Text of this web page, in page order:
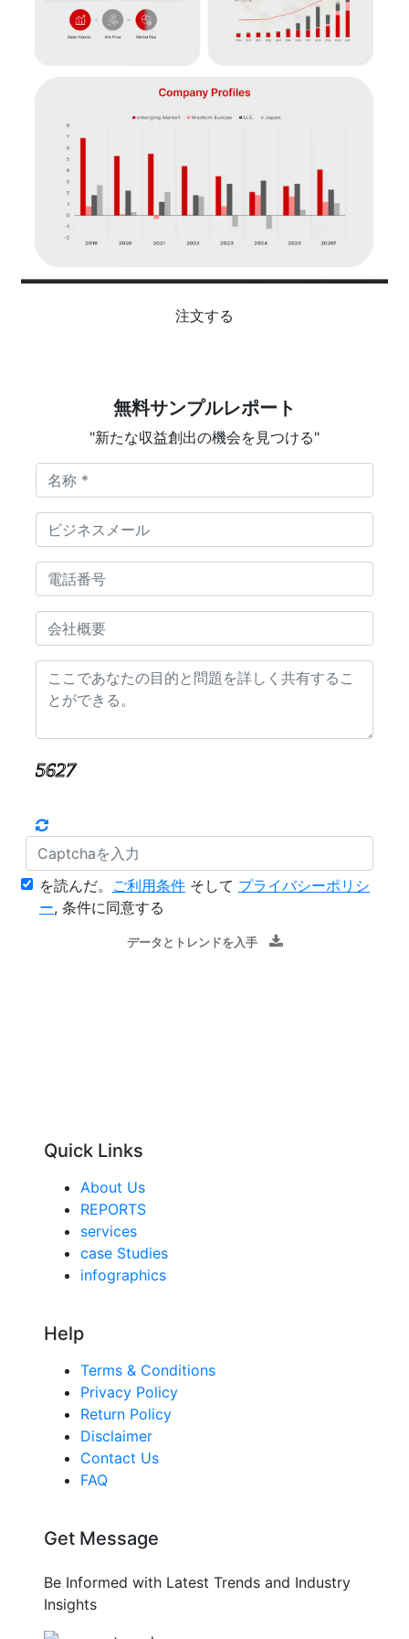
注文する
無料サンプルレポート
"新たな収益創出の機会を見つける"
を読んだ。 ご利用条件 そして プライバシーポリシ
ー, 条件に同意する
データとトレンドを入手
Quick Links
About Us
REPORTS
services
case Studies
infographics
Help
Terms & Conditions
Privacy Policy
Return Policy
Disclaimer
Contact Us
FAQ
Get Message
Be Informed with Latest Trends and Industry
Insights